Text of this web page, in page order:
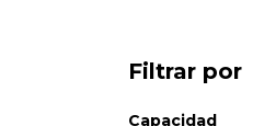
Filtrar por
Capacidad